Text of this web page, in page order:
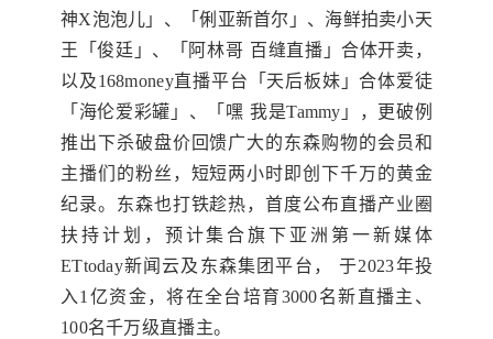
神X泡泡儿」、「俐亚新首尔」、海鲜拍卖小天
王「俊廷」、「阿林哥 百缝直播」合体开卖，
以及168money直播平台「天后板妹」合体爱徒
「海伦爱彩罐」、「嘿 我是Tammy」，更破例
推出下杀破盘价回馈广大的东森购物的会员和
主播们的粉丝，短短两小时即创下千万的黄金
纪录。东森也打铁趁热，首度公布直播产业圈
扶持计划，预计集合旗下亚洲第一新媒体
ETtoday新闻云及东森集团平台， 于2023年投
入1亿资金，将在全台培育3000名新直播主、
100名千万级直播主。